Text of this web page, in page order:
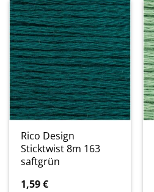
Rico Design
Sticktwist 8m 163
saftgrün
1,59€